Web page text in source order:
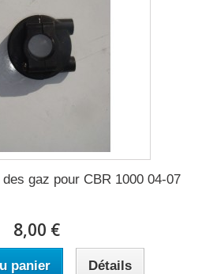
gaz pour CBR 1000 04-07
8,00 €
panier Détails